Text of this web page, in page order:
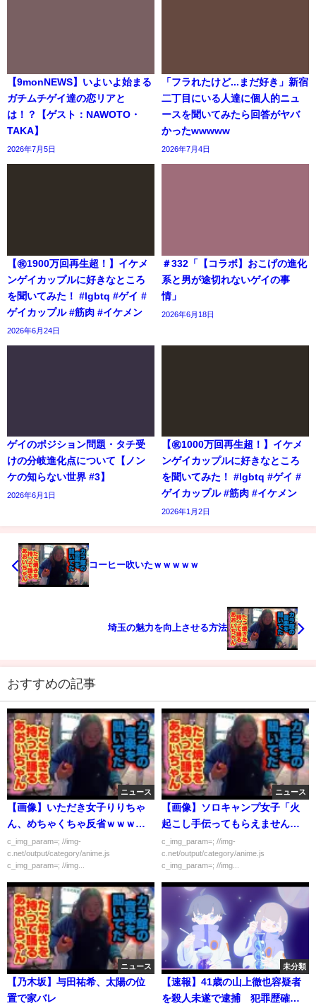
【9monNEWS】いよいよ始まる
ガチムチゲイ達の恋リアと
は！？【ゲスト：NAWOTO・
TAKA】
2026年7月5日
「フラれたけど...まだ好き」新宿
二丁目にいる人達に個人的ニュ
ースを聞いてみたら回答がヤバ
かったwwwww
2026年7月4日
【㊗️1900万回再生超！】イケメ
ンゲイカップルに好きなところ
を聞いてみた！ #lgbtq #ゲイ #
ゲイカップル #筋肉 #イケメン
2026年6月24日
＃332「【コラボ】おこげの進化
系と男が途切れないゲイの事
情」
2026年6月18日
ゲイのポジション問題・タチ受
けの分岐進化点について【ノン
ケの知らない世界 #3】
2026年6月1日
【㊗️1000万回再生超！】イケメ
ンゲイカップルに好きなところ
を聞いてみた！ #lgbtq #ゲイ #
ゲイカップル #筋肉 #イケメン
2026年1月2日
コーヒー吹いたｗｗｗｗｗ
埼玉の魅力を向上させる方法
おすすめの記事
ニュース
【画像】いただき女子りりちゃ
ん、めちゃくちゃ反省ｗｗｗｗ
ｗ
c_img_param=; //img-
c.net/output/category/anime.js
c_img_param=; //img...
ニュース
【画像】ソロキャンプ女子「火
起こし手伝ってもらえません
か？」←どうする？
c_img_param=; //img-
c.net/output/category/anime.js
c_img_param=; //img...
ニュース
【乃木坂】与田祐希、太陽の位
置で家バレ
未分類
【速報】41歳の山上徹也容疑者
を殺人未遂で逮捕 犯罪歴確認